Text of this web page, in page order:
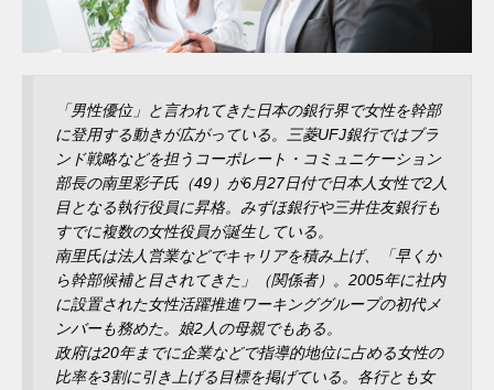
「男性優位」と言われてきた日本の銀行界で女性を幹部
に登用する動きが広がっている。三菱UFJ銀行ではブラ
ンド戦略などを担うコーポレート・コミュニケーション
部長の南里彩子氏（49）が6月27日付で日本人女性で2人
目となる執行役員に昇格。みずほ銀行や三井住友銀行も
すでに複数の女性役員が誕生している。
南里氏は法人営業などでキャリアを積み上げ、「早くか
ら幹部候補と目されてきた」（関係者）。2005年に社内
に設置された女性活躍推進ワーキンググループの初代メ
ンバーも務めた。娘2人の母親でもある。
政府は20年までに企業などで指導的地位に占める女性の
比率を3割に引き上げる目標を掲げている。各行とも女